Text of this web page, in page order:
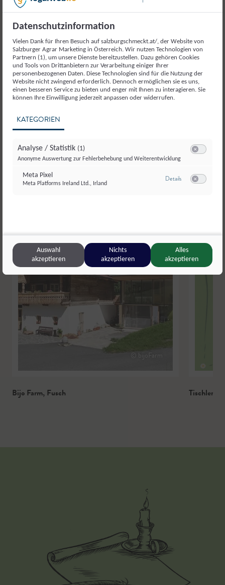
Christopher Hetz-Altenberger
csa-massage@sbg.at
www.chahofladen.at
Telefon:+43 664 2778562
Weitere Betriebe aus dem
Bezirk Pinzgau
© bijoFarm
Bijo Farm, Fusch
Datenschutzinformation
Vielen Dank für Ihren Besuch auf salzburgschmeckt.at/, der Website von
Salzburger Agrar Marketing in Österreich. Wir nutzen Technologien von
Partnern (1), um unsere Dienste bereitzustellen. Dazu gehören Cookies
und Tools von Drittanbietern zur Verarbeitung einiger Ihrer
personenbezogenen Daten. Diese Technologien sind für die Nutzung der
Website nicht zwingend erforderlich. Dennoch ermöglichen sie es uns,
einen besseren Service zu bieten und enger mit Ihnen zu interagieren. Sie
können Ihre Einwilligung jederzeit anpassen oder widerrufen.
KATEGORIEN
Analyse / Statistik (1)
Anonyme Auswertung zur Fehlerbehebung und Weiterentwicklung
Meta Pixel
Meta Platforms Ireland Ltd., Irland
Detailszu Meta Pixel
Auswahl
akzeptieren
Nichts
akzeptieren
Alles
akzeptieren